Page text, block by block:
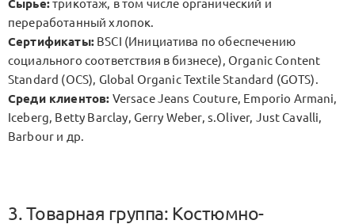
Сырье:трикотаж, в том числе органический и
переработанный хлопок.
Сертификаты:BSCI (Инициатива по обеспечению
социального соответствия в бизнесе), Organic Content
Standard (OCS), Global Organic Textile Standard (GOTS).
Среди клиентов: Versace Jeans Couture, Emporio Armani,
Iceberg, Betty Barclay, Gerry Weber, s.Oliver, Just Cavalli,
Barbour и др.
3. Товарная группа: Костюмно-